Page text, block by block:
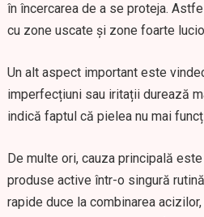
în încercarea de a se proteja.
cu zone uscate și zone foarte
Un alt aspect important este
imperfecțiuni sau iritații durează
indică faptul că pielea nu mai
De multe ori, cauza principală
produse active într-o singură
rapide duce la combinarea